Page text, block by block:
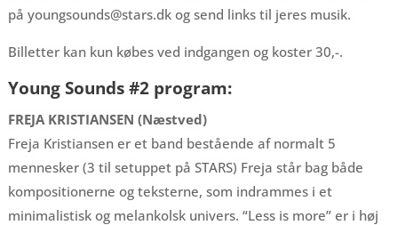
på youngsounds@stars.dk og send links til jeres musik.
Billetter kan kun købes ved indgangen og koster 30,-.
Young Sounds #2​ program:
FREJA KRISTIANSEN (Næstved)
Freja Kristiansen er et band bestående af normalt 5
mennesker (3 til setuppet på STARS) Freja står bag både
kompositionerne og teksterne, som indrammes i et
minimalistisk og melankolsk univers. “Less is more” er i høj